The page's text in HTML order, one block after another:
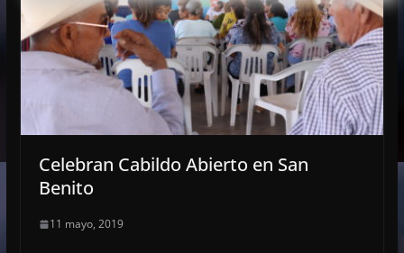
Celebran Cabildo Abierto en San
Benito
11 mayo, 2019